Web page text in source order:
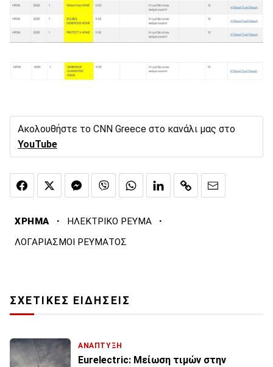
Ακολουθήστε το CNN Greece στο κανάλι μας στο
YouTube
ΧΡΗΜΑ · ΗΛΕΚΤΡΙΚΟ ΡΕΥΜΑ ·
ΛΟΓΑΡΙΑΣΜΟΙ ΡΕΥΜΑΤΟΣ
ΣΧΕΤΙΚΕΣ ΕΙΔΗΣΕΙΣ
ΑΝΑΠΤΥΞΗ
Eurelectric: Μείωση τιμών στην